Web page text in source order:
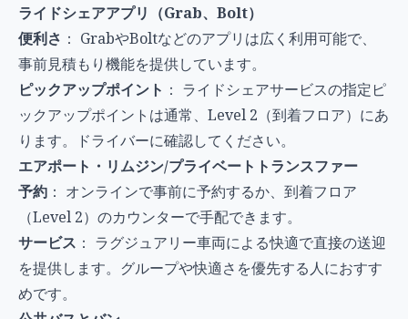
ライドシェアアプリ（Grab、Bolt）
便利さ ： GrabやBoltなどのアプリは広く利用可能で、
事前見積もり機能を提供しています。
ピックアップポイント ： ライドシェアサービスの指定ピ
ックアップポイントは通常、Level 2（到着フロア）にあ
ります。ドライバーに確認してください。
エアポート・リムジン/プライベートトランスファー
予約 ： オンラインで事前に予約するか、到着フロア
（Level 2）のカウンターで手配できます。
サービス ： ラグジュアリー車両による快適で直接の送迎
を提供します。グループや快適さを優先する人におすす
めです。